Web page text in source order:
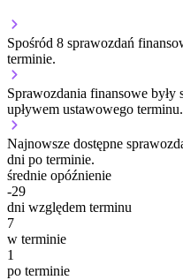
Spośród 8 sprawozdań
terminie.
Sprawozdania finansowe były
upływem ustawowego terminu.
Najnowsze dostępne
dni po terminie.
średnie opóźnienie
-29
dni względem terminu
7
w terminie
1
po terminie